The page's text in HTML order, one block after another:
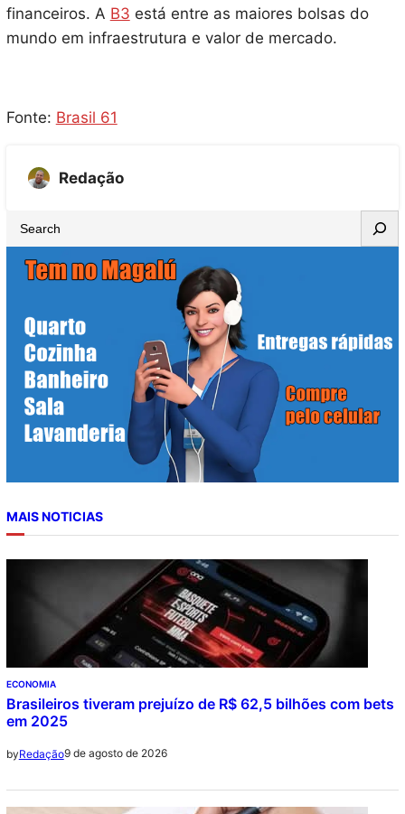
financeiros. A B3 está entre as maiores bolsas do
mundo em infraestrutura e valor de mercado.
Fonte: Brasil 61
Redação
e
MAIS NOTICIAS
ECONOMIA
Brasileiros tiveram prejuízo de R$ 62,5 bilhões com bets
em 2025
byRedação9 de agosto de 2026